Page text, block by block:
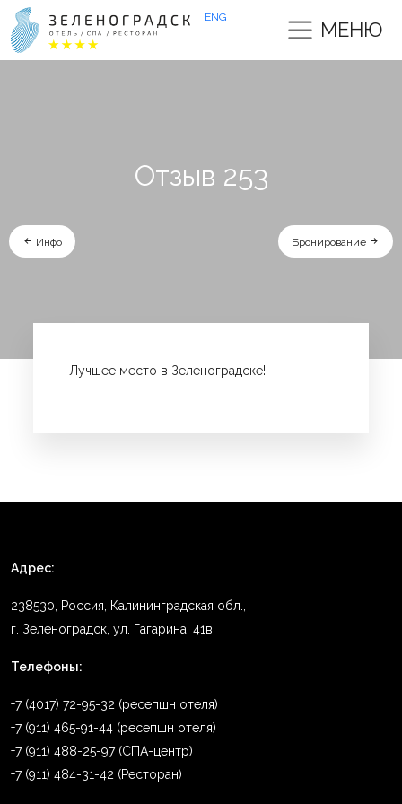
ENG
МЕНЮ
Отзыв 253
Инфо Бронирование
Лучшее место в Зеленоградске!
Адрес:
238530, Россия, Калининградская обл.,
г. Зеленоградск, ул. Гагарина, 41в
Телефоны:
+7 (4017) 72-95-32 (ресепшн отеля)
+7 (911) 465-91-44 (ресепшн отеля)
+7 (911) 488-25-97 (СПА-центр)
+7 (911) 484-31-42 (Ресторан)